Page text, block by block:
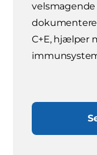
C+E, hjælper